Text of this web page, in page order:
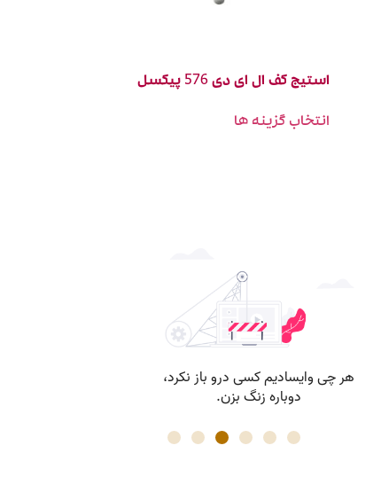
استیج کف ال ای دی 576 پیکسل
انتخاب گزینه ها